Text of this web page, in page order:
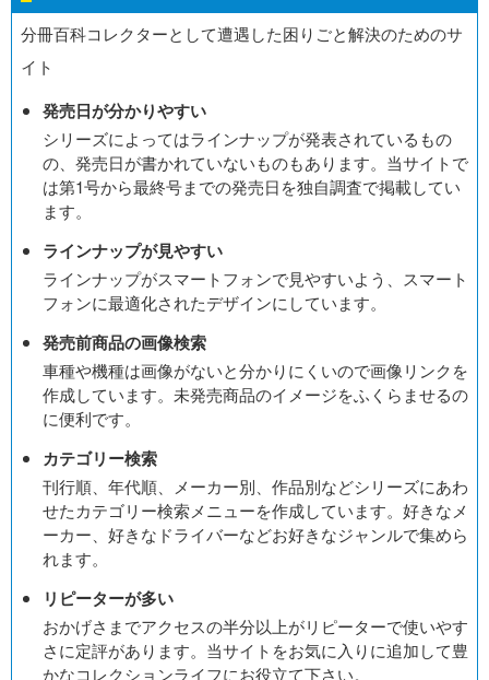
分冊百科コレクターとして遭遇した困りごと解決のためのサ
イト
発売日が分かりやすい
シリーズによってはラインナップが発表されているもの
の、発売日が書かれていないものもあります。当サイトで
は第1号から最終号までの発売日を独自調査で掲載してい
ます。
ラインナップが見やすい
ラインナップがスマートフォンで見やすいよう、スマート
フォンに最適化されたデザインにしています。
発売前商品の画像検索
車種や機種は画像がないと分かりにくいので画像リンクを
作成しています。未発売商品のイメージをふくらませるの
に便利です。
カテゴリー検索
刊行順、年代順、メーカー別、作品別などシリーズにあわ
せたカテゴリー検索メニューを作成しています。好きなメ
ーカー、好きなドライバーなどお好きなジャンルで集めら
れます。
リピーターが多い
おかげさまでアクセスの半分以上がリピーターで使いやす
さに定評があります。当サイトをお気に入りに追加して豊
かなコレクションライフにお役立て下さい。